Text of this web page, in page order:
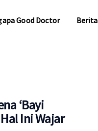
Good Doctor Berita
‘Bayi
Ini Wajar